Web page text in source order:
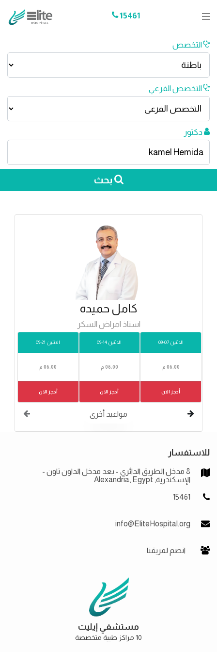
15461
التخصص
التخصص الفرعي
دكتور
بحث
كامل حميده
استاذ امراض السكر
الاثنين 07-09
06:00 م
أحجز الان
الاثنين 14-09
06:00 م
أحجز الان
الاثنين 21-09
06:00 م
أحجز الان
مواعيد أخرى
للاستفسار
8 مدخل الطريق الدائري - بعد مدخل الداون تاون -
الإسكندرية, Alexandria, Egypt
15461
info@EliteHospital.org
انضم لفريقنا
مستشفي إيليت
10 مراكز طبية متخصصة